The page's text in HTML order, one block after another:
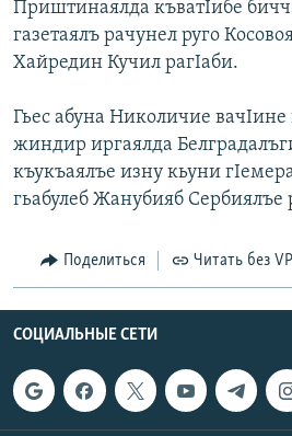
ПОДПИШИТЕСЬ НА РАССЫЛКУ
СОЦИАЛЬНЫЕ СЕТИ
Все сайты РСЕ/РС
Приштинаялда къватIибе
газетаялъ рачунел руго
Хайредин Кучил рагIаби.
Гьес абуна Николичие вачIине
жиндир иргаялда
къукъаялъе изну кьуни
гьабулеб Жанубияб Сербиялъе
Поделиться Читать без
СОЦИАЛЬНЫЕ СЕТИ